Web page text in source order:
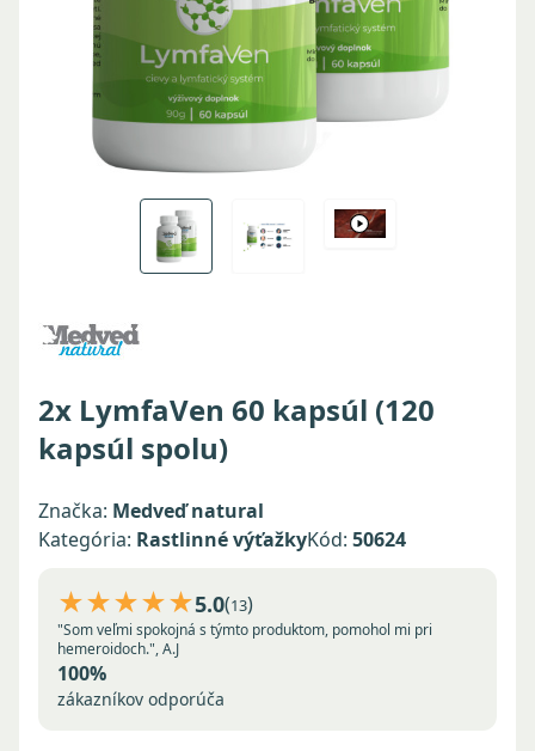
2x LymfaVen 60 kapsúl (120
kapsúl spolu)
Značka: Medveď natural
Kategória: Rastlinné výťažkyKód: 50624
★★★★★5.0(13)
"Som veľmi spokojná s týmto produktom, pomohol mi pri
hemeroidoch.", A.J
100%
zákazníkov odporúča